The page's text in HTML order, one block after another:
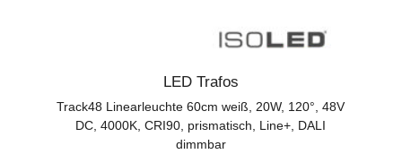
LED Trafos
Track48 Linearleuchte 60cm weiß, 20W, 120°, 48V
DC, 4000K, CRI90, prismatisch, Line+, DALI
dimmbar